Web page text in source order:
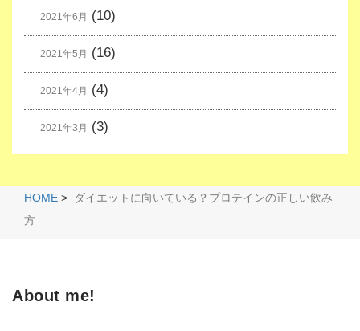
2021年6月 (10)
2021年5月 (16)
2021年4月 (4)
2021年3月 (3)
HOME >
ダイエットに向いている？プロテインの正しい飲み
方
About me!